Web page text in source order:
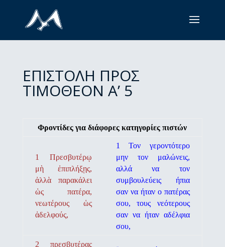
ΕΠΙΣΤΟΛΗ ΠΡΟΣ
ΤΙΜΟΘΕΟΝ Α’ 5
Φροντίδες για διάφορες κατηγορίες πιστών
1 Πρεσβυτέρῳ
μὴ ἐπιπλήξῃς,
ἀλλὰ παρακάλει
ὡς πατέρα,
νεωτέρους ὡς
ἀδελφούς,
1 Τον γεροντότερο
μην τον μαλώνεις,
αλλά να τον
συμβουλεύεις ήπια
σαν να ήταν ο πατέρας
σου, τους νεότερους
σαν να ήταν α­δέλφια
σου,
2 πρεσβυτέρας